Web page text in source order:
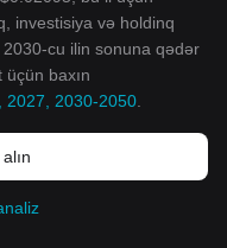
investisiya və holdinq
2030-cu ilin sonuna qədər
baxın
2027, 2030-2050